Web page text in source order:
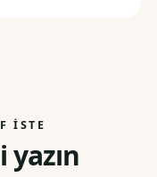
İSTE
yazın